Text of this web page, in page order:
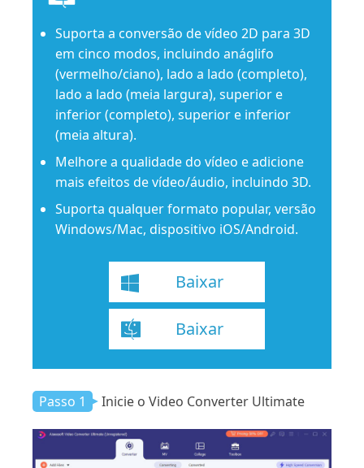
Suporta a conversão de vídeo 2D para 3D
em cinco modos, incluindo anáglifo
(vermelho/ciano), lado a lado (completo),
lado a lado (meia largura), superior e
inferior (completo), superior e inferior
(meia altura).
Melhore a qualidade do vídeo e adicione
mais efeitos de vídeo/áudio, incluindo 3D.
Suporta qualquer formato popular, versão
Windows/Mac, dispositivo iOS/Android.
Baixar
Baixar
Passo 1 Inicie o Video Converter Ultimate